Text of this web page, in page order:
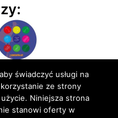
świadczyć usługi na
ze strony
Niniejsza strona
stanowi oferty w